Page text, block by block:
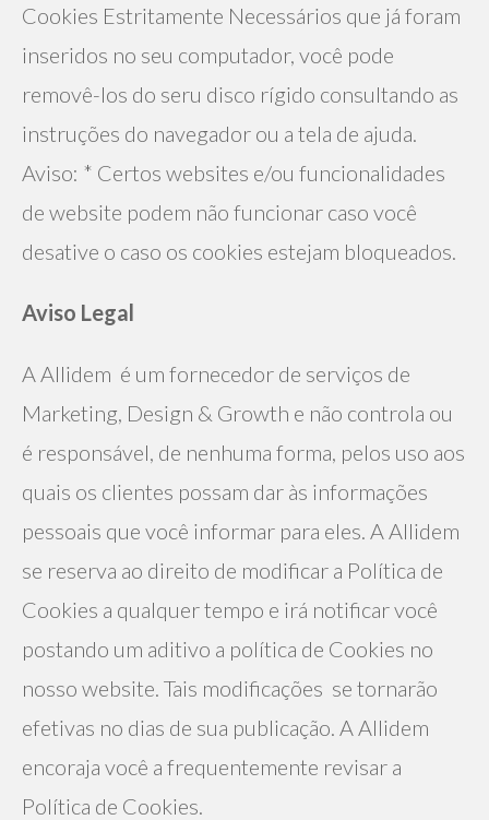
Cookies Estritamente Necessários que já foram
inseridos no seu computador, você pode
removê-los do seru disco rígido consultando as
instruções do navegador ou a tela de ajuda.
Aviso: * Certos websites e/ou funcionalidades
de website podem não funcionar caso você
desative o caso os cookies estejam bloqueados.
Aviso Legal
A Allidem  é um fornecedor de serviços de
Marketing, Design & Growth e não controla ou
é responsável, de nenhuma forma, pelos uso aos
quais os clientes possam dar às informações
pessoais que você informar para eles. A Allidem
se reserva ao direito de modificar a Política de
Cookies a qualquer tempo e irá notificar você
postando um aditivo a política de Cookies no
nosso website. Tais modificações  se tornarão
efetivas no dias de sua publicação. A Allidem
encoraja você a frequentemente revisar a
Política de Cookies.